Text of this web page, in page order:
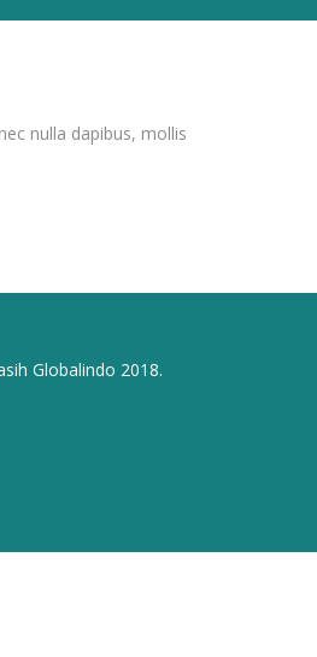
nulla dapibus, mollis
Globalindo 2018.